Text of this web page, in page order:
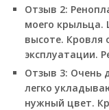
Отзыв 2:
моего крыльца.
высоте. Кровля
эксплуатации.
Отзыв 3: Очень
легко
нужный цвет.